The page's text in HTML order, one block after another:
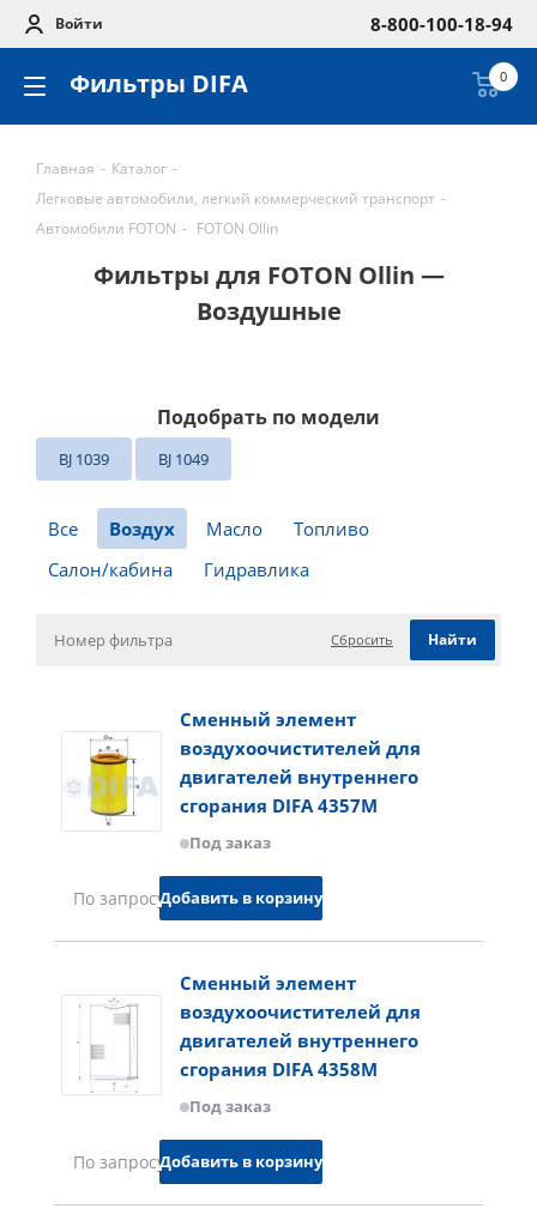
Войти 8-800-100-18-94
Фильтры DIFA 0
Главная - Каталог -
Легковые автомобили, легкий коммерческий транспорт -
Автомобили FOTON - FOTON Ollin
Фильтры для FOTON Ollin —
Воздушные
Подобрать по модели
BJ 1039 BJ 1049
Все Воздух Масло
Топливо
Салон/кабина
Гидравлика
Сбросить
Сменный элемент
воздухоочистителей для
двигателей внутреннего
сгорания DIFA 4357M
Под заказ
По запросуДобавить в корзину
Сменный элемент
воздухоочистителей для
двигателей внутреннего
сгорания DIFA 4358M
Под заказ
По запросуДобавить в корзину